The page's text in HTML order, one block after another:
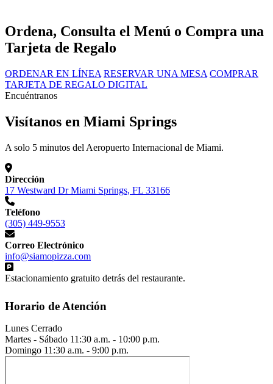
Ordena, Consulta el Menú o Compra una
Tarjeta de Regalo
ORDENAR EN LÍNEA RESERVAR UNA MESA COMPRAR
TARJETA DE REGALO DIGITAL
Encuéntranos
Visítanos en Miami Springs
A solo 5 minutos del Aeropuerto Internacional de Miami.
Dirección
17 Westward Dr Miami Springs, FL 33166
Teléfono
(305) 449-9553
Correo Electrónico
info@siamopizza.com
Estacionamiento gratuito detrás del restaurante.
Horario de Atención
Lunes Cerrado
Martes - Sábado 11:30 a.m. - 10:00 p.m.
Domingo 11:30 a.m. - 9:00 p.m.